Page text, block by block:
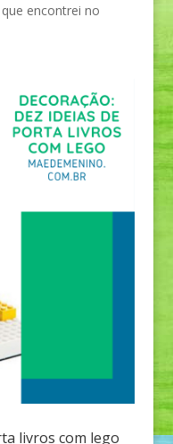
encontrei no
livros com lego